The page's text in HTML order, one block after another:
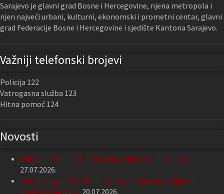
Sarajevo je glavni grad Bosne i Hercegovine, njena metropola i
njen najveći urbani, kulturni, ekonomski i prometni centar, glavni
grad Federacije Bosne i Hercegovine i sjedište Kantona Sarajevo.
Važniji telefonski brojevi
Policija 122
Vatrogasna služba 123
Hitna pomoć 124
Novosti
Održana 13. sjednica Gradskog vijeća Grada Sarajeva
27.07.2026.
Nastavak podrške Grada Sarajeva Udruženju slijepih
Kantona Sarajevo 20.07.2026.